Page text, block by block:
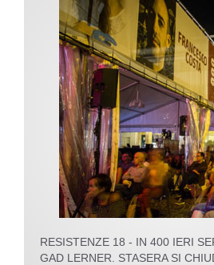
RESISTENZE 18 - IN 400 IERI
GAD LERNER. STASERA SI